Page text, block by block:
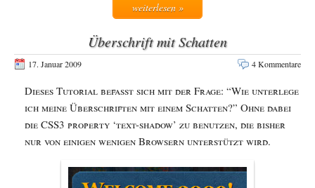
weiterlesen »
Überschrift mit Schatten
17. Januar 2009 4 Kommentare
Dieses Tutorial befasst sich mit der Frage: “Wie unterlege
ich meine Überschriften mit einem Schatten?” Ohne dabei
die CSS3 property ‘text-shadow’ zu benutzen, die bisher
nur von einigen wenigen Browsern unterstützt wird.